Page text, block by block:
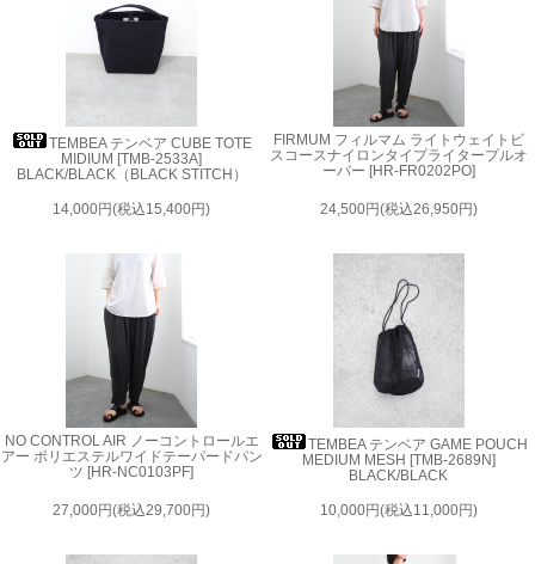
TEMBEA テンベア CUBE TOTE
MIDIUM [TMB-2533A]
BLACK/BLACK（BLACK STITCH）
14,000円(税込15,400円)
FIRMUM フィルマム ライトウェイトビ
スコースナイロンタイプライタープルオ
ーバー [HR-FR0202PO]
24,500円(税込26,950円)
NO CONTROL AIR ノーコントロールエ
アー ポリエステルワイドテーパードパン
ツ [HR-NC0103PF]
27,000円(税込29,700円)
TEMBEA テンベア GAME POUCH
MEDIUM MESH [TMB-2689N]
BLACK/BLACK
10,000円(税込11,000円)